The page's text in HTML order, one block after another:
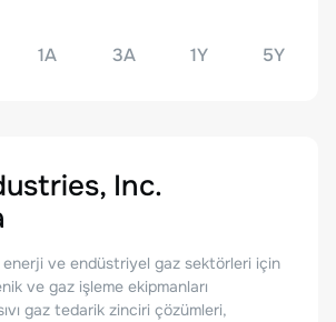
1A 3A 1Y 5Y
Inc.
ve endüstriyel gaz sektörleri için
ve gaz işleme ekipmanları
gaz tedarik zinciri çözümleri,